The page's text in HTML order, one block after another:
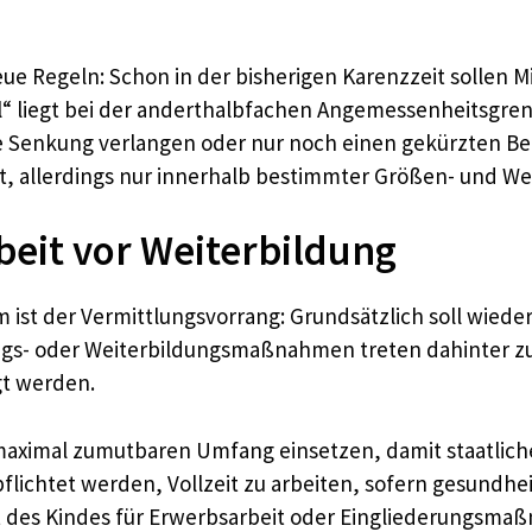
Regeln: Schon in der bisherigen Karenzzeit sollen
liegt bei der anderthalbfachen
verlangen oder nur noch einen gekürzten
allerdings nur innerhalb bestimmter Größen- und
vor Weiterbildung
ist der Vermittlungsvorrang: Grundsätzlich soll
oder Weiterbildungsmaßnahmen treten dahinter
werden.
zumutbaren Umfang einsetzen, damit
werden, Vollzeit zu arbeiten, sofern
Kindes für Erwerbsarbeit oder